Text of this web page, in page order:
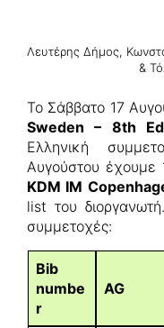
Λευτέρης Δήμος,
&
Το Σάββατο 17
Sweden – 8th
Ελληνική
Αυγούστου έχουμε
KDM ΙΜ
list του
συμμετοχές:
Bib
numbe
r
AG